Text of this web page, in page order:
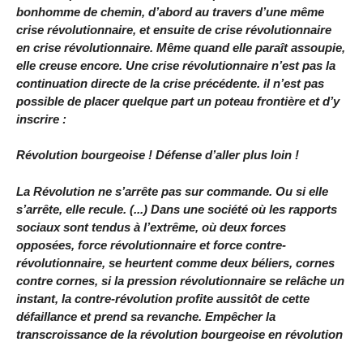
bonhomme de chemin, d’abord au travers d’une même
crise révolutionnaire, et ensuite de crise révolutionnaire
en crise révolutionnaire. Même quand elle paraît assoupie,
elle creuse encore. Une crise révolutionnaire n’est pas la
continuation directe de la crise précédente. il n’est pas
possible de placer quelque part un poteau frontière et d’y
inscrire :
Révolution bourgeoise ! Défense d’aller plus loin !
La Révolution ne s’arrête pas sur commande. Ou si elle
s’arrête, elle recule. (...) Dans une société où les rapports
sociaux sont tendus à l’extrême, où deux forces
opposées, force révolutionnaire et force contre-
révolutionnaire, se heurtent comme deux béliers, cornes
contre cornes, si la pression révolutionnaire se relâche un
instant, la contre-révolution profite aussitôt de cette
défaillance et prend sa revanche. Empêcher la
transcroissance de la révolution bourgeoise en révolution